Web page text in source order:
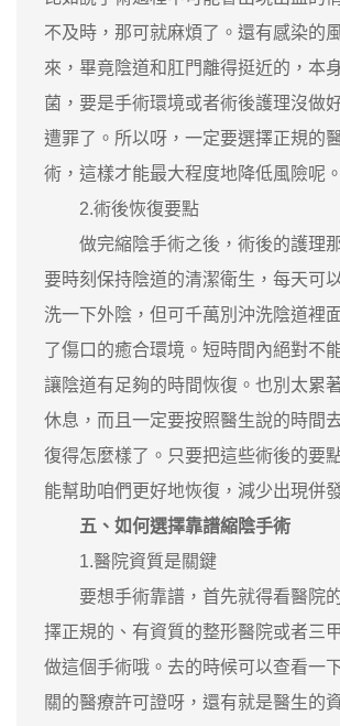
不及時，那可就麻煩了。還有感染的
來，畢竟陰道和肛門離得挺近的，本
菌，要是手術環境或者術後護理沒做
遭罪了。所以呀，一定要選擇正規的
術，這樣才能最大程度地降低風險呢。
2.術後恢復要點
做完縮陰手術之後，術後的護理那
要時刻保持陰道的清潔衛生，每天可
洗一下外陰，但可千萬別沖洗陰道裡
了傷口的癒合環境。短時間內絕對不
讓陰道有足夠的時間恢復。也別太累
休息，而且一定要按照醫生說的時間
復得怎麼樣了。只要把這些術後的要
能幫助咱們更好地恢復，減少出現併
五、如何選擇靠譜縮陰手術
1.醫院資質是關鍵
要想手術靠譜，首先就得看醫院
擇正規的、有資質的整形醫院或者三
做這個手術哦。去的時候可以查看一
關的醫療許可證呀，還有就是醫生的